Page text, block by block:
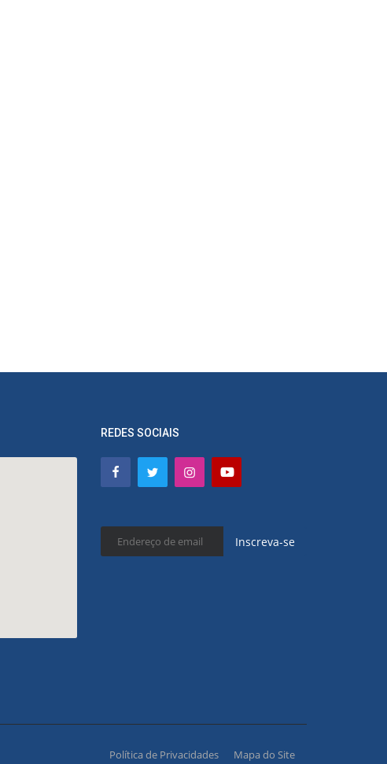
REDES SOCIAIS
Inscreva-se
Política de Privacidades Mapa do Site